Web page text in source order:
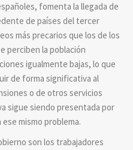
fomenta la llegada de
de países del tercer
más precarios que los de los
perciben la población
igualmente bajas, lo que
de forma significativa al
o de otros servicios
sigue siendo presentada por
mismo problema.
son los trabajadores